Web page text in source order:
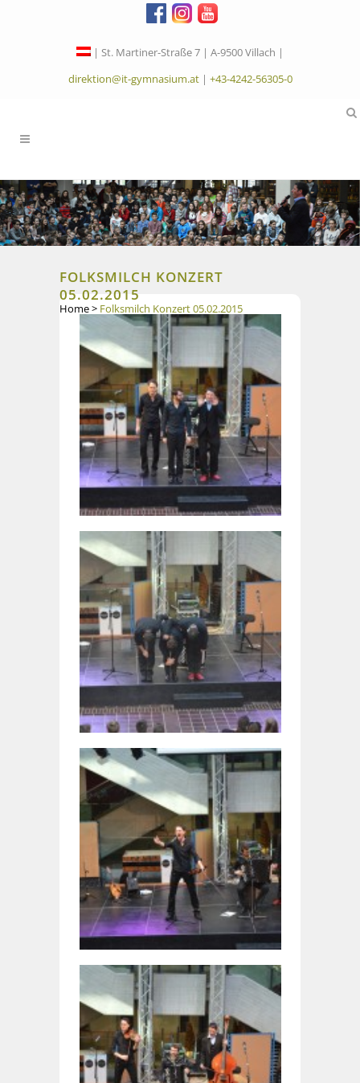
| St. Martiner-Straße 7 | A-9500 Villach |
direktion@it-gymnasium.at| +43-4242-56305-0
FOLKSMILCH KONZERT
05.02.2015
Home> Folksmilch Konzert 05.02.2015